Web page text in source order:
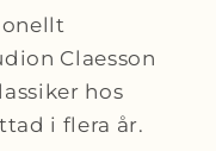
Claesson
hos
i flera år.